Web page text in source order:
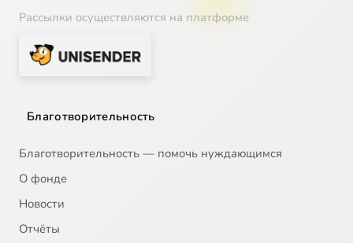
Рассылки осуществляются на платформе
Благотворительность
Благотворительность — помочь нуждающимся
О фонде
Новости
Отчёты